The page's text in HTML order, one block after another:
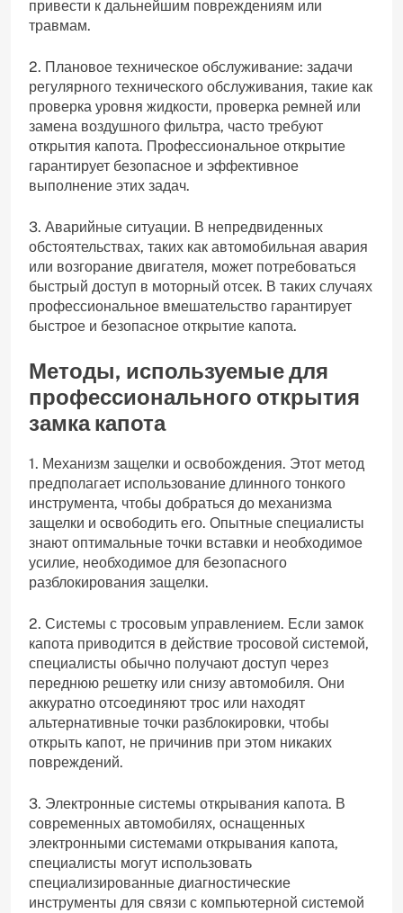
привести к дальнейшим повреждениям или
травмам.
2. Плановое техническое обслуживание: задачи
регулярного технического обслуживания, такие как
проверка уровня жидкости, проверка ремней или
замена воздушного фильтра, часто требуют
открытия капота. Профессиональное открытие
гарантирует безопасное и эффективное
выполнение этих задач.
3. Аварийные ситуации. В непредвиденных
обстоятельствах, таких как автомобильная авария
или возгорание двигателя, может потребоваться
быстрый доступ в моторный отсек. В таких случаях
профессиональное вмешательство гарантирует
быстрое и безопасное открытие капота.
Методы, используемые для
профессионального открытия
замка капота
1. Механизм защелки и освобождения. Этот метод
предполагает использование длинного тонкого
инструмента, чтобы добраться до механизма
защелки и освободить его. Опытные специалисты
знают оптимальные точки вставки и необходимое
усилие, необходимое для безопасного
разблокирования защелки.
2. Системы с тросовым управлением. Если замок
капота приводится в действие тросовой системой,
специалисты обычно получают доступ через
переднюю решетку или снизу автомобиля. Они
аккуратно отсоединяют трос или находят
альтернативные точки разблокировки, чтобы
открыть капот, не причинив при этом никаких
повреждений.
3. Электронные системы открывания капота. В
современных автомобилях, оснащенных
электронными системами открывания капота,
специалисты могут использовать
специализированные диагностические
инструменты для связи с компьютерной системой